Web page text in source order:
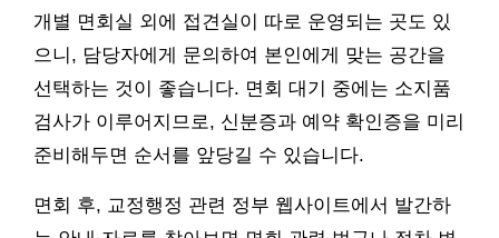
개별 면회실 외에 접견실이 따로 운영되는 곳도 있
으니, 담당자에게 문의하여 본인에게 맞는 공간을
선택하는 것이 좋습니다. 면회 대기 중에는 소지품
검사가 이루어지므로, 신분증과 예약 확인증을 미리
준비해두면 순서를 앞당길 수 있습니다.
면회 후, 교정행정 관련 정부 웹사이트에서 발간하